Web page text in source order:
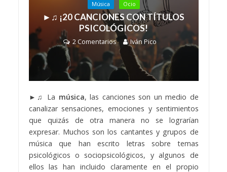
Música Ocio
►♫ ¡20 CANCIONES CON TÍTULOS
PSICOLÓGICOS!
2 Comentarios Iván Pico
►♫ La música, las canciones son un medio de
canalizar sensaciones, emociones y sentimientos
que quizás de otra manera no se lograrían
expresar. Muchos son los cantantes y grupos de
música que han escrito letras sobre temas
psicológicos o sociopsicológicos, y algunos de
ellos las han incluido claramente en el propio